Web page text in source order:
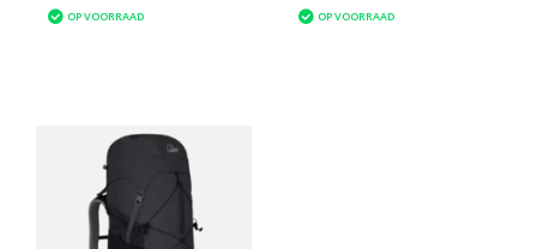
OP VOORRAAD
OP VOORRAAD